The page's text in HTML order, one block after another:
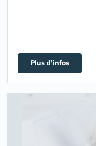
Plus d'infos